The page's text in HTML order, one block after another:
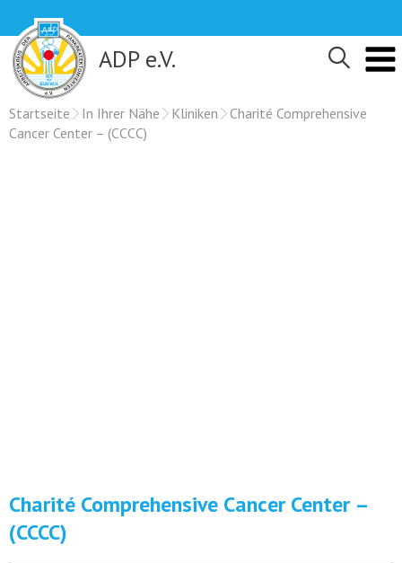
content
ADP e.V.
Startseite In Ihrer Nähe Kliniken
Charité Comprehensive
Cancer Center – (CCCC)
Charité Comprehensive Cancer Center –
(CCCC)